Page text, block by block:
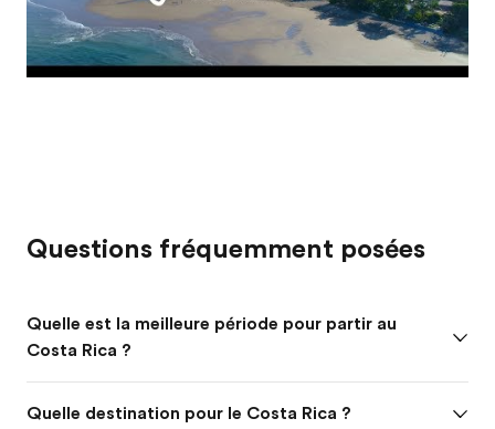
Questions fréquemment posées
Quelle est la meilleure période pour partir au
Costa Rica ?
Quelle destination pour le Costa Rica ?